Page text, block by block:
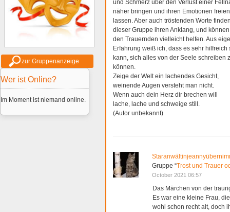
zur Gruppenanzeige
Wer ist Online?
Im Moment ist niemand online.
und Schmerz über den Verlust einer
näher bringen und ihren Emotionen
lassen. Aber auch tröstenden Worte
dieser Gruppe ihren Anklang, und
den Trauernden vielleicht helfen. Aus
Erfahrung weiß ich, dass es sehr hilfreich
kann, sich alles von der Seele schreiben
können.
Zeige der Welt ein lachendes Gesicht,
weinende Augen versteht man nicht.
Wenn auch dein Herz dir brechen will
lache, lache und schweige still.
(Autor unbekannt)
Gruppe “Trost und Trauer
October 2021 06:57
Das Märchen von der
Es war eine kleine Frau,
wohl schon recht alt, doch